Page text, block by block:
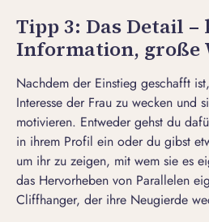
Tipp 3: Das Detail –
Information, große
Nachdem der Einstieg geschafft
Interesse der Frau zu wecken und
motivieren. Entweder gehst du
in ihrem Profil ein oder du gibst
um ihr zu zeigen, mit wem sie es
das Hervorheben von Parallelen
Cliffhanger, der ihre Neugierde